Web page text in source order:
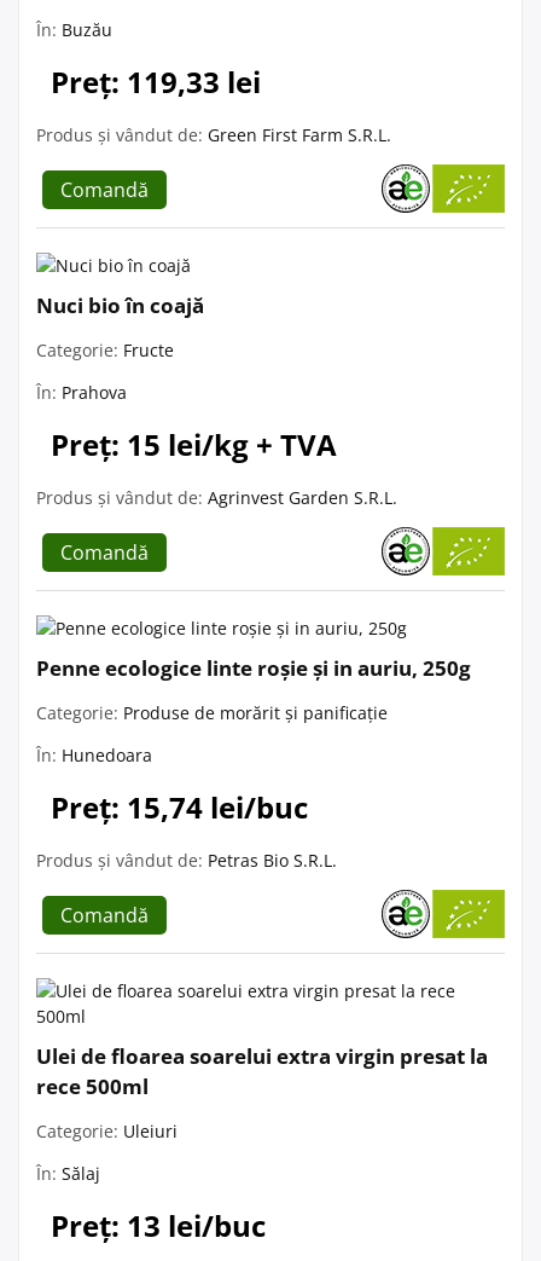
În: Buzău
Preț: 119,33 lei
Produs și vândut de: Green First Farm S.R.L.
Comandă
Nuci bio în coajă
Categorie: Fructe
În: Prahova
Preț: 15 lei/kg + TVA
Produs și vândut de: Agrinvest Garden S.R.L.
Comandă
Penne ecologice linte roșie și in auriu, 250g
Categorie: Produse de morărit și panificație
În: Hunedoara
Preț: 15,74 lei/buc
Produs și vândut de: Petras Bio S.R.L.
Comandă
Ulei de floarea soarelui extra virgin presat la
rece 500ml
Categorie: Uleiuri
În: Sălaj
Preț: 13 lei/buc